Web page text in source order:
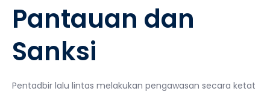
Pantauan dan
Sanksi
Pentadbir lalu lintas melakukan pengawasan secara ketat